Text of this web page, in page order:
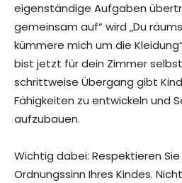
eigenständige Aufgaben
gemeinsam auf“ wird „Du
kümmere mich um die
bist jetzt für dein Zimmer
schrittweise Übergang gibt
Fähigkeiten zu entwickeln und
aufzubauen.
Wichtig dabei: Respektieren
Ordnungssinn Ihres Kindes.